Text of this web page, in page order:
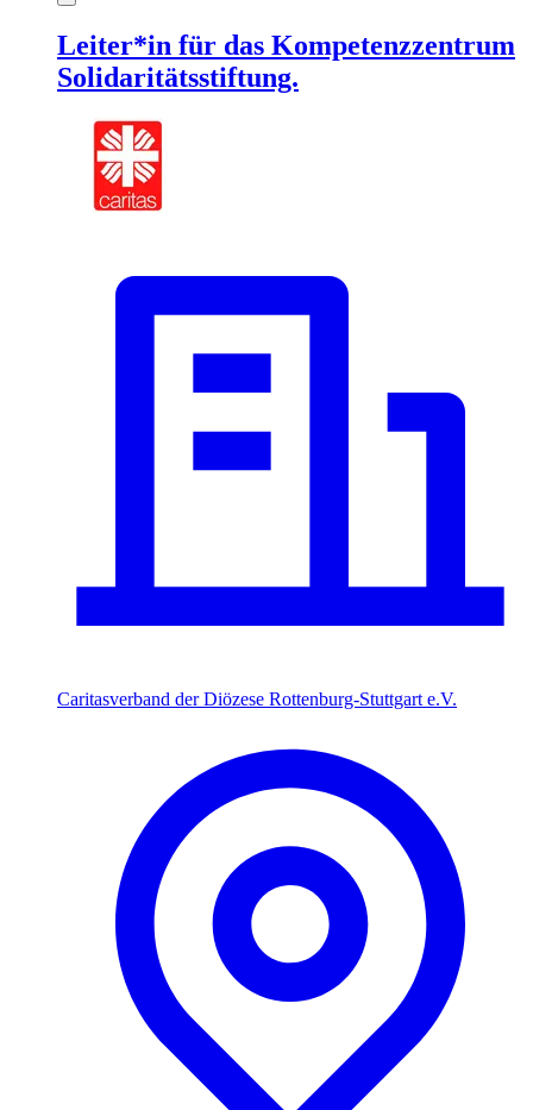
Leiter*in für das Kompetenzzentrum
Solidaritätsstiftung.
Caritasverband der Diözese Rottenburg-Stuttgart e.V.